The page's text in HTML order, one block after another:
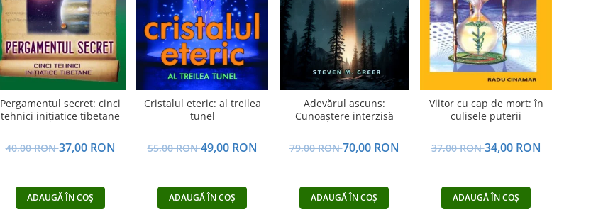
Pergamentul secret: cinci
tehnici inițiatice tibetane
40,00 RON37,00 RON
ADAUGĂ ÎN COȘ
Cristalul eteric: al treilea
tunel
55,00 RON49,00 RON
ADAUGĂ ÎN COȘ
Adevărul ascuns:
Cunoaștere interzisă
79,00 RON70,00 RON
ADAUGĂ ÎN COȘ
Viitor cu cap de mort: în
culisele puterii
37,00 RON34,00 RON
ADAUGĂ ÎN COȘ